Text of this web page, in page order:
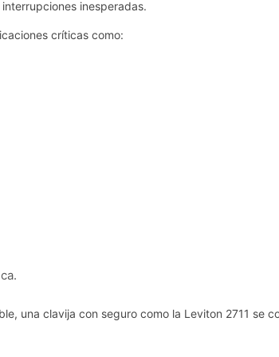
inesperadas.
críticas como:
una clavija con seguro como la Leviton 2711 se